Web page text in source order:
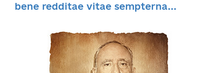
bene redditae vitae sempterna...